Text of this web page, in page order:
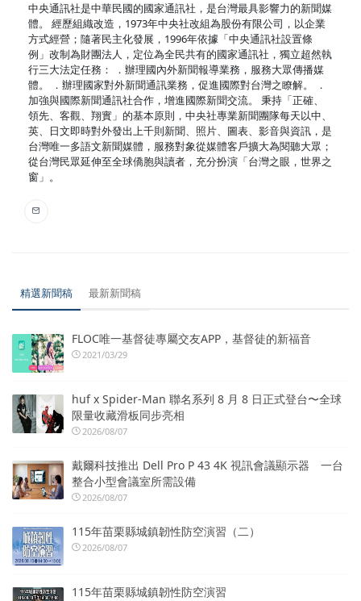
中央通訊社是中華民國的國家通訊社，是台灣最具影響力的新聞媒
體。 經歷組織改造，1973年中央社改組為股份有限公司，以企業
方式經營；隨著民主化發展，1996年依據「中央通訊社設置條
例」改制為財團法人，定位為全民共有的國家通訊社，獨立超然執
行三大法定任務： ．辦理國內外新聞報導業務，服務大眾傳播媒
體。 ．辦理國家對外新聞通訊業務，促進國際對台灣之瞭解。 ．
加強與國際新聞通訊社合作，增進國際新聞交流。 秉持「正確、
領先、客觀、翔實」的基本原則，中央社專業新聞團隊每天以中、
英、日文即時對外發出上千則新聞、照片、圖表、影音與資訊，是
台灣唯一多語文新聞媒體，服務對象從媒體客戶擴大為閱聽大眾；
從台灣民眾延伸至全球僑胞與讀者，充分扮演「台灣之眼，世界之
窗」。
精選新聞稿 最新新聞稿
FLOC唯一基督徒專屬交友APP，基督徒的新福音
2021/03/29
huf x Spider-Man 聯名系列 8 月 8 日正式登台〜全球
限量收藏滑板同步亮相
2026/08/07
戴爾科技推出 Dell Pro P 43 4K 視訊會議顯示器 一台
整合小型會議室所需設備
2026/08/07
115年苗栗縣城鎮韌性防空演習（二）
2026/08/07
115年苗栗縣城鎮韌性防空演習